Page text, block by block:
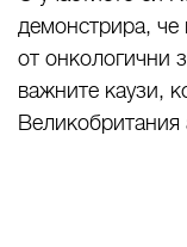
демонстрира, че
от онкологични
важните каузи,
Великобритания